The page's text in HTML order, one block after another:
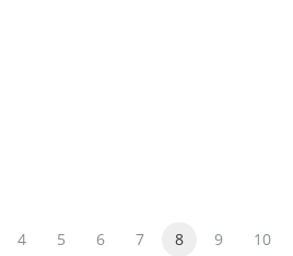
4 5 6 7 8 9 10